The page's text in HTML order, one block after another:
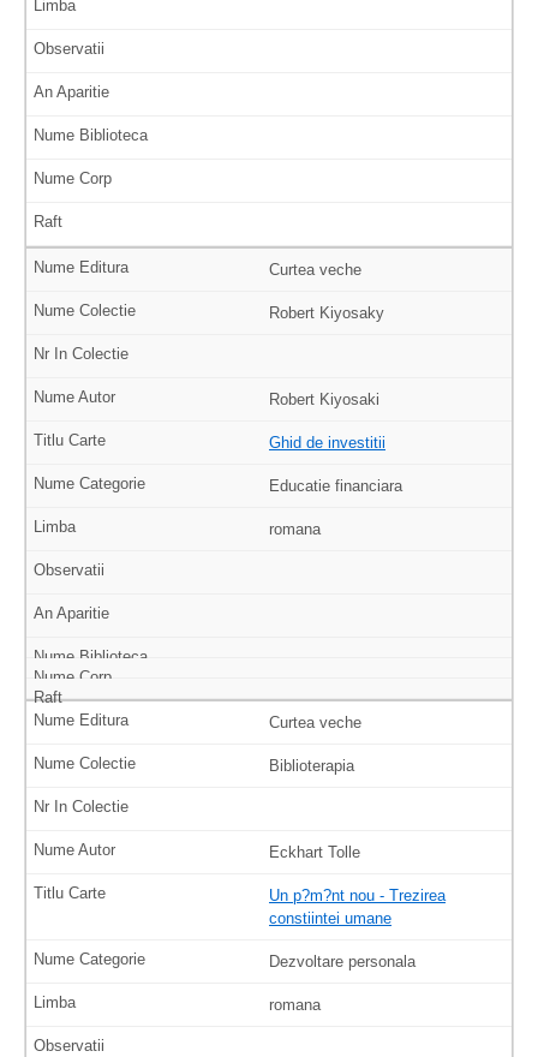
Curtea veche
Robert Kiyosaky
Robert Kiyosaki
Ghid de investitii
Educatie financiara
romana
Curtea veche
Biblioterapia
Eckhart Tolle
Un p?m?nt nou - Trezirea
constiintei umane
Dezvoltare personala
romana